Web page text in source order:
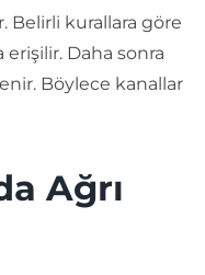
Belirli kurallara göre
erişilir. Daha sonra
Böylece kanallar
Ağrı